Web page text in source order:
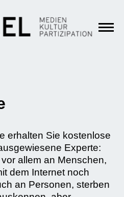
erhalten Sie kostenlose
Experte:
allem an Menschen,
dem Internet noch
an Personen, sterben